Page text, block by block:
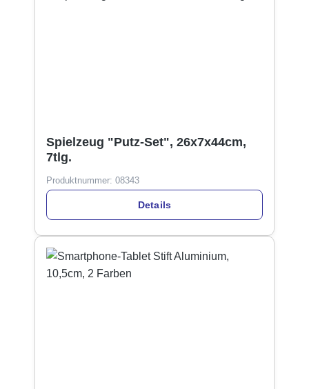
Spielzeug "Putz-Set", 26x7x44cm,
7tlg.
Produktnummer: 08343
Details